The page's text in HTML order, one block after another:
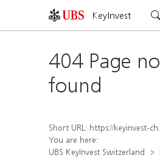
KeyInvest
404 Page
found
Short URL: https://keyinvest-ch.ubs.com/produkt/
You are here:
UBS KeyInvest Switzerland